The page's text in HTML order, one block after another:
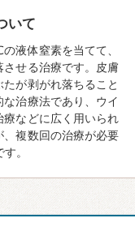
いて
液体窒素を当てて、
せる治療です。皮膚
が剥がれ落ちること
治療法であり、ウイ
療などに広く用いられ
複数回の治療が必要
。